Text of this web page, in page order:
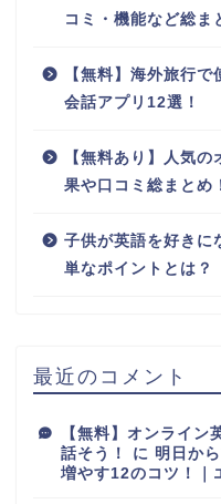
コミ・機能など総ま
【無料】海外旅行
会話アプリ12選！
【無料あり】人気
果や口コミ総まとめ
子供が英語を好きに
単なポイントとは？
最近のコメント
【無料】オンライン
話そう！
に 明日か
増やす12のコツ！｜